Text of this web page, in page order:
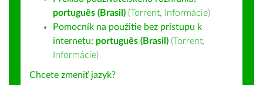
português (Brasil) (Torrent, Informácie)
Pomocník na použitie bez prístupu k
internetu: português (Brasil) (Torrent,
Informácie)
Chcete zmeniť jazyk?